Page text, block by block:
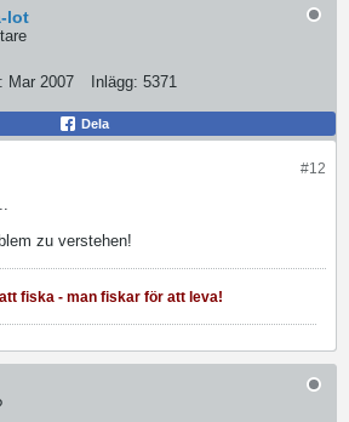
lot
Mar 2007 Inlägg: 5371
Dela
#12
zu verstehen!
fiska - man fiskar för att leva!